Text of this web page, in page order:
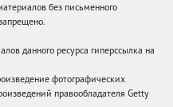
без письменного
данного ресурса гиперссылка на
фотографических
правообладателя Getty